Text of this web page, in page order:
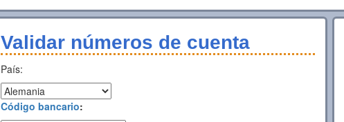
Validar números de cuenta
País:
Código bancario: